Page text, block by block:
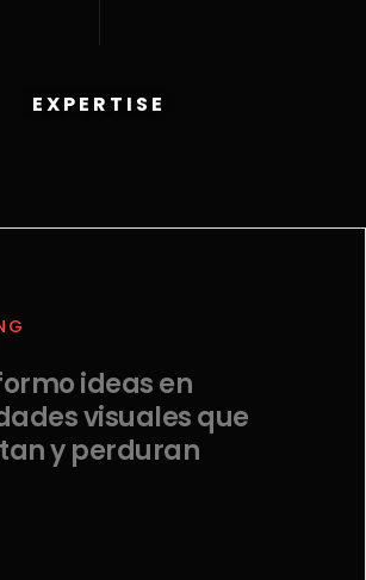
EXPERTISE
ideas en
visuales que
y perduran